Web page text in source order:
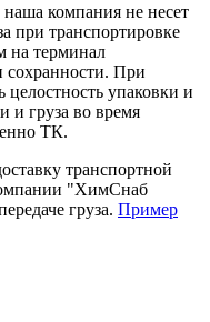
компания не несет
при транспортировке
на терминал
сохранности. При
целостность упаковки и
и груза во время
ТК.
транспортной
"ХимСнаб
груза. Пример